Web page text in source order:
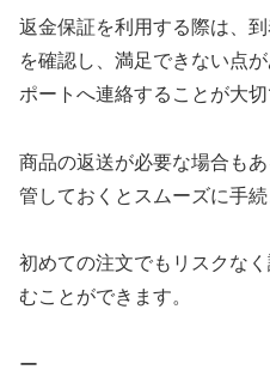
返金保証を利用する際は、
を確認し、満足できない点
ポートへ連絡することが大切
商品の返送が必要な場合も
管しておくとスムーズに手続
初めての注文でもリスクな
むことができます。
ー